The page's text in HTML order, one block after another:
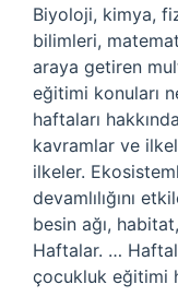
Biyoloji, kimya,
bilimleri,
araya getiren
eğitimi konuları
haftaları
kavramlar ve
ilkeler.
devamlılığını
besin ağı,
Haftalar. …
çocukluk eğitimi